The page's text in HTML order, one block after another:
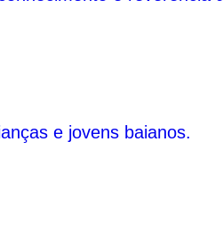
e jovens baianos.